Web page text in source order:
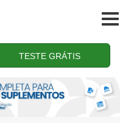
TESTE GRÁTIS